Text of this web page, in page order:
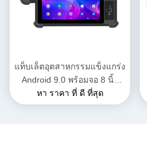
แท็บเล็ตอุตสาหกรรมแข็งแกร่ง
Android 9.0 พร้อมจอ 8 นิ้ว
และความละเอียด 1280x800
สําหรับการใช้งานมืออาชีพ
หา ราคา ที่ ดี ที่สุด